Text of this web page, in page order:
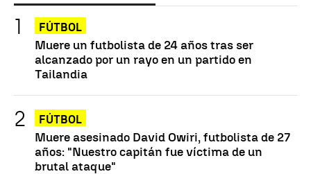
FÚTBOL
Muere un futbolista de 24 años tras ser
alcanzado por un rayo en un partido en
Tailandia
FÚTBOL
Muere asesinado David Owiri, futbolista de 27
años: "Nuestro capitán fue víctima de un
brutal ataque"